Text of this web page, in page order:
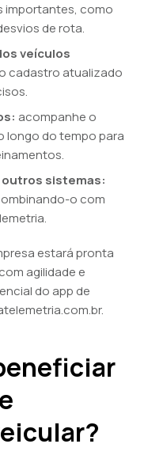
como
de rota.
veículos
cadastro atualizado
acompanhe o
longo do tempo para
outros sistemas:
o com
estará pronta
agilidade e
do app de